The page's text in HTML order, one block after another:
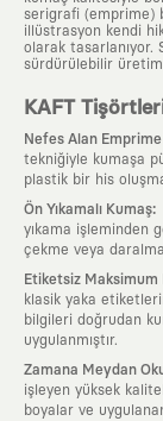
serigrafi (emprime)
illüstrasyon kendi
olarak tasarlanıyor.
sürdürülebilir
KAFT
Nefes Alan Emprime
tekniğiyle kumaşa
plastik bir his
Ön Yıkamalı Kumaş:
yıkama işleminden
çekme veya
Etiketsiz Maksimum
klasik yaka
bilgileri doğrudan
uygulanmıştır.
Zamana Meydan
işleyen yüksek
boyalar ve